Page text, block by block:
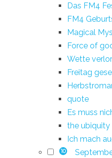
Das FM4
FM4
Magical
Force of
Wette
Freitag
quote
Es muss
the
Ich mach
10